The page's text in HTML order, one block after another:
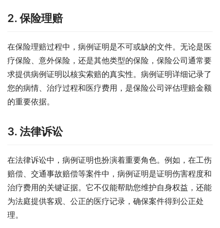
2. 保险理赔
在保险理赔过程中，病例证明是不可或缺的文件。无论是医
疗保险、意外保险，还是其他类型的保险，保险公司通常要
求提供病例证明以核实索赔的真实性。病例证明详细记录了
您的病情、治疗过程和医疗费用，是保险公司评估理赔金额
的重要依据。
3. 法律诉讼
在法律诉讼中，病例证明也扮演着重要角色。例如，在工伤
赔偿、交通事故赔偿等案件中，病例证明是证明伤害程度和
治疗费用的关键证据。它不仅能帮助您维护自身权益，还能
为法庭提供客观、公正的医疗记录，确保案件得到公正处
理。